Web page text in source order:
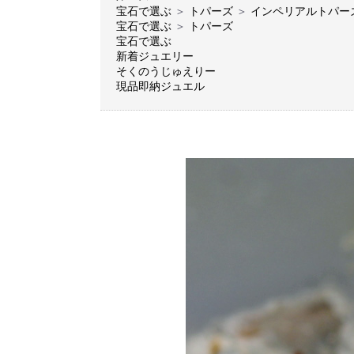
宝石で選ぶ ＞ トパーズ ＞ インペリアルトパー
宝石で選ぶ ＞
トパーズ
宝石で選ぶ
新着ジュエリー
そくのうじゅえりー
現品即納ジュエル